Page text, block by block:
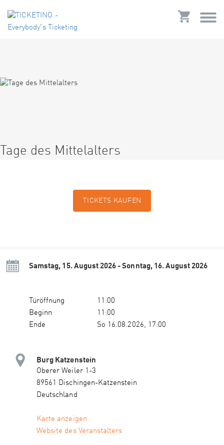
Tage des Mittelalters
TICKETS KAUFEN
Samstag, 15. August 2026 - Sonntag, 16. August 2026
Türöffnung
11:00
Beginn
11:00
Ende
So 16.08.2026, 17:00
Burg Katzenstein
Oberer Weiler 1-3
89561 Dischingen-Katzenstein
Deutschland
Karte anzeigen
Website des Veranstalters